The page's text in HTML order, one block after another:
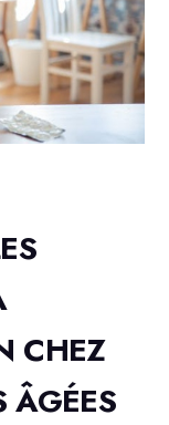
CHEZ
ÂGÉES